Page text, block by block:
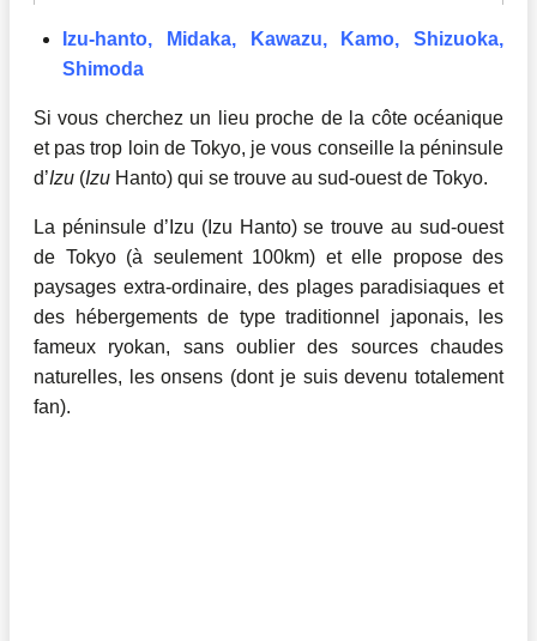
Izu-hanto, Midaka, Kawazu, Kamo, Shizuoka,
Shimoda
Si vous cherchez un lieu proche de la côte océanique
et pas trop loin de Tokyo, je vous conseille la péninsule
d’Izu (Izu Hanto) qui se trouve au sud-ouest de Tokyo.
La péninsule d’Izu (Izu Hanto) se trouve au sud-ouest
de Tokyo (à seulement 100km) et elle propose des
paysages extra-ordinaire, des plages paradisiaques et
des hébergements de type traditionnel japonais, les
fameux ryokan, sans oublier des sources chaudes
naturelles, les onsens (dont je suis devenu totalement
fan).